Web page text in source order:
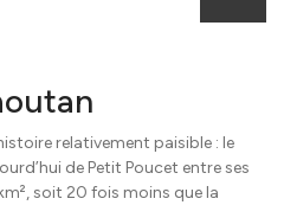
relativement paisible : le
de Petit Poucet entre ses
soit 20 fois moins que la